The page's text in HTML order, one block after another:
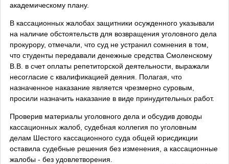
академическому плану.
В кассационных жалобах защитники осужденного указывали
на наличие обстоятельств для возвращения уголовного дела
прокурору, отмечали, что суд не устранил сомнения в том,
что студенты передавали денежные средства Смоленскому
В.В. в счет оплаты репетиторской деятельности, выражали
несогласие с квалификацией деяния. Полагая, что
назначенное наказание является чрезмерно суровым,
просили назначить наказание в виде принудительных работ.
Проверив материалы уголовного дела и обсудив доводы
кассационных жалоб, судебная коллегия по уголовным
делам Шестого кассационного суда общей юрисдикции
оставила судебные решения без изменения, а кассационные
жалобы - без удовлетворения.